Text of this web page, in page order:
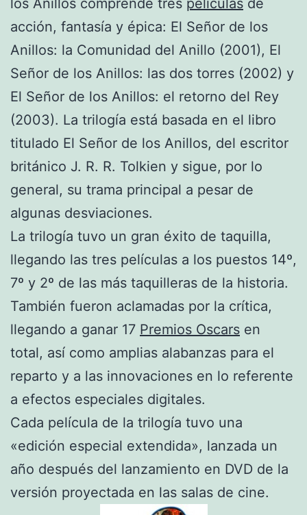
acción, fantasía y épica: El Señor de los
Anillos: la Comunidad del Anillo (2001), El
Señor de los Anillos: las dos torres (2002) y
El Señor de los Anillos: el retorno del Rey
(2003). La trilogía está basada en el libro
titulado El Señor de los Anillos, del escritor
británico J. R. R. Tolkien y sigue, por lo
general, su trama principal a pesar de
algunas desviaciones.
La trilogía tuvo un gran éxito de taquilla,
llegando las tres películas a los puestos 14º,
7º y 2º de las más taquilleras de la historia.
También fueron aclamadas por la crítica,
llegando a ganar 17 Premios Oscars en
total, así como amplias alabanzas para el
reparto y a las innovaciones en lo referente
a efectos especiales digitales.
Cada película de la trilogía tuvo una
«edición especial extendida», lanzada un
año después del lanzamiento en DVD de la
versión proyectada en las salas de cine.